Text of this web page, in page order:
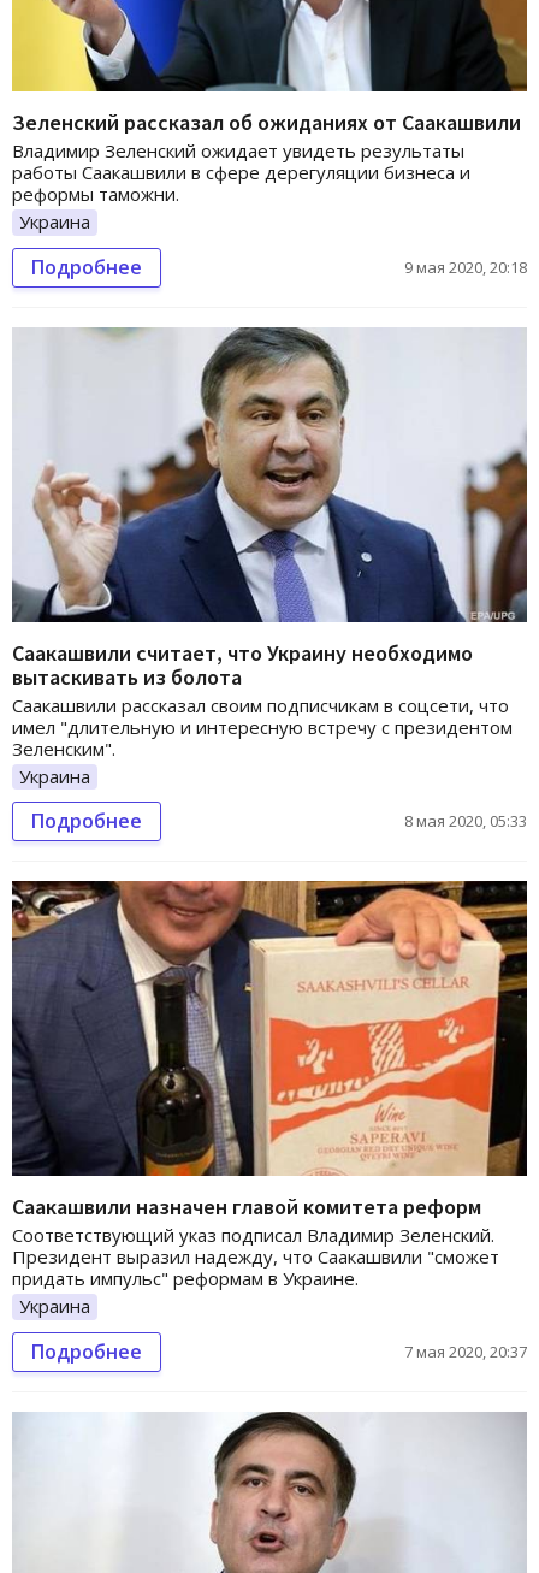
Зеленский рассказал об ожиданиях от Саакашвили
Владимир Зеленский ожидает увидеть результаты
работы Саакашвили в сфере дерегуляции бизнеса и
реформы таможни.
Украина
Подробнее 9 мая 2020, 20:18
Саакашвили считает, что Украину необходимо
вытаскивать из болота
Саакашвили рассказал своим подписчикам в соцсети, что
имел "длительную и интересную встречу с президентом
Зеленским".
Украина
Подробнее 8 мая 2020, 05:33
Саакашвили назначен главой комитета реформ
Соответствующий указ подписал Владимир Зеленский.
Президент выразил надежду, что Саакашвили "сможет
придать импульс" реформам в Украине.
Украина
Подробнее 7 мая 2020, 20:37